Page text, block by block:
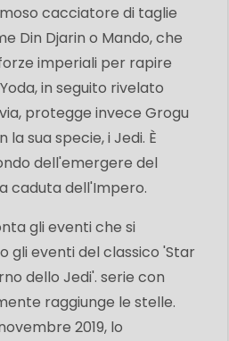
cacciatore di taglie
Din Djarin o Mando, che
imperiali per rapire
in seguito rivelato
protegge invece Grogu
sua specie, i Jedi. È
dell'emergere del
caduta dell'Impero.
gli eventi che si
gli eventi del classico 'Star
dello Jedi'. serie con
raggiunge le stelle.
2019, lo